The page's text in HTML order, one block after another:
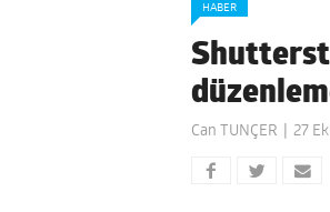
HABER
Can TUNÇER 27